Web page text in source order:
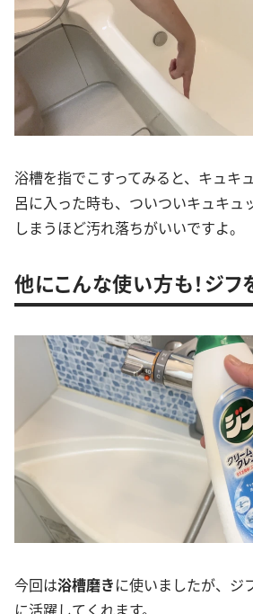
浴槽を指でこすってみると、キュキ
呂に入った時も、ついついキュキュ
しまうほど汚れ落ちがいいですよ。
他にこんな使い方も！ジ
今回は浴槽磨きに使いましたが、ジ
に活躍してくれます。